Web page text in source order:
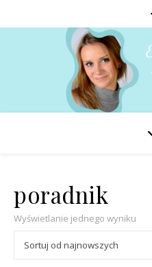
poradnik
Wyświetlanie jednego wyniku